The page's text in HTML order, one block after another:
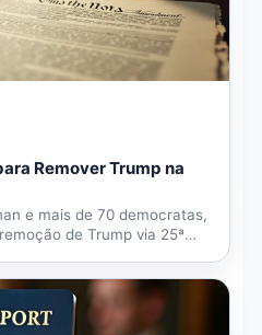
Remover Trump na
e mais de 70 democratas,
de Trump via 25ª